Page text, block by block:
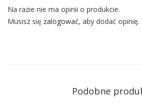
Na razie nie ma opinii o produkcie.
Musisz się zalogować, aby dodać opinię.
Podobne